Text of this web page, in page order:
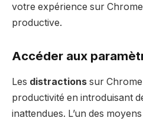
votre expérience sur
productive.
Accéder aux
Les distractions sur
productivité en introduisant
inattendues. L’un des